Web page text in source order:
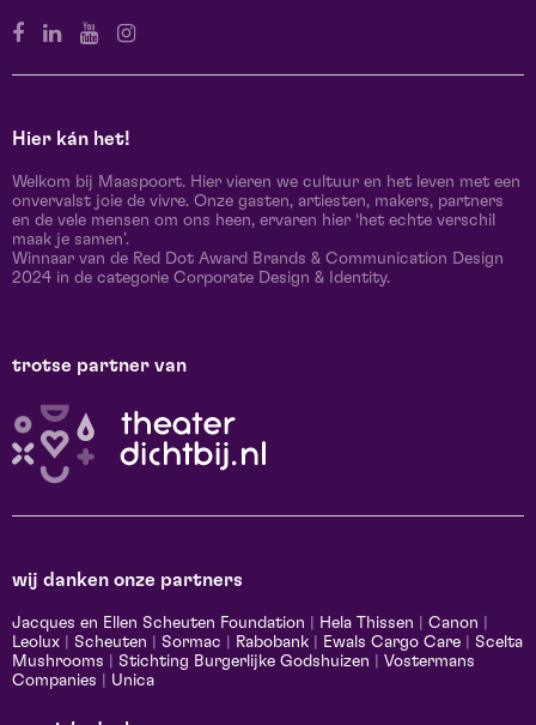
Hier kán het!
Welkom bij Maaspoort. Hier vieren we cultuur en het leven met een
onvervalst joie de vivre. Onze gasten, artiesten, makers, partners
en de vele mensen om ons heen, ervaren hier ‘het echte verschil
maak je samen’.
Winnaar van de Red Dot Award Brands & Communication Design
2024 in de categorie Corporate Design & Identity.
trotse partner van
wij danken onze partners
Jacques en Ellen Scheuten Foundation Hela Thissen Canon
Leolux
Scheuten Sormac Rabobank Ewals Cargo Care
Scelta
Mushrooms
Stichting Burgerlijke Godshuizen
Vostermans
Companies
Unica